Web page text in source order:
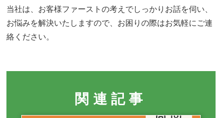
当社は、お客様ファーストの考えでしっかりお話を伺い、
お悩みを解決いたしますので、お困りの際はお気軽にご連
絡ください。
関連記事